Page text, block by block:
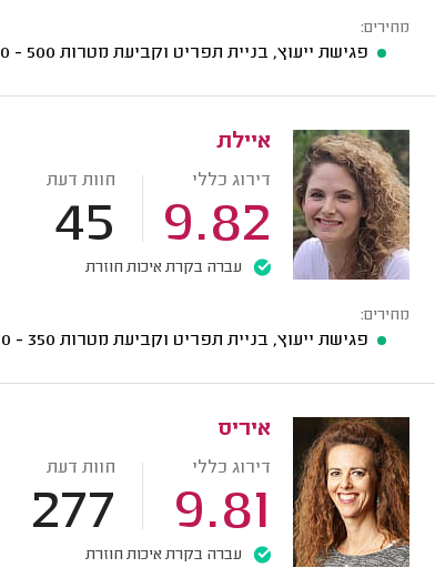
מחירים:
פגישת ייעוץ, בניית תפריט וקביעת מטרות 500 - 450
איילת
דירוג כללי
9.82
חוות דעת
45
עברה בקרת איכות חוזרת
מחירים:
פגישת ייעוץ, בניית תפריט וקביעת מטרות 350 - 250
איריס
דירוג כללי
9.81
חוות דעת
277
עברה בקרת איכות חוזרת